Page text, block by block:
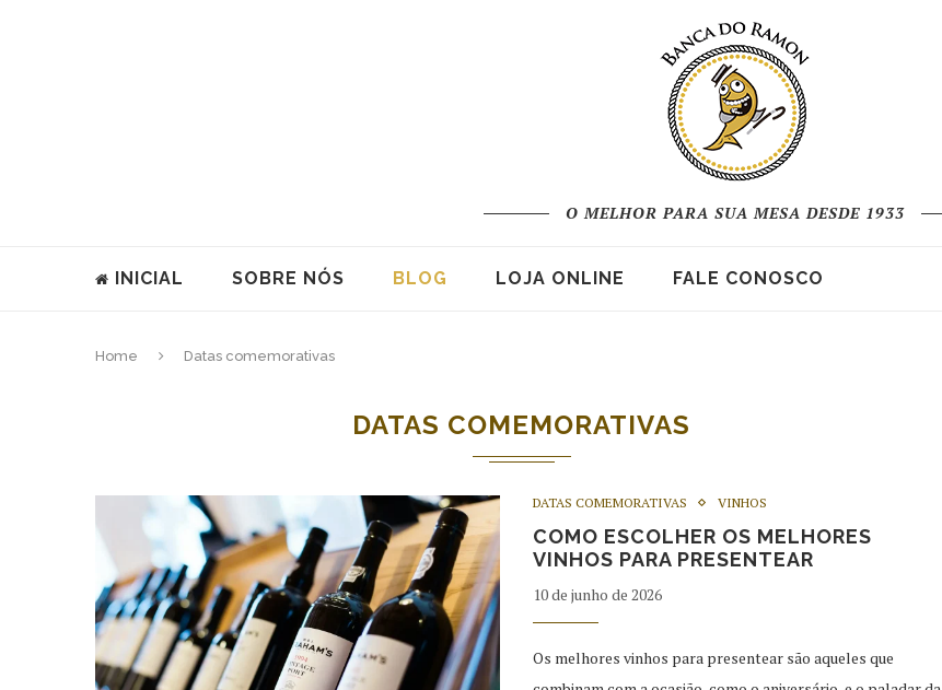
O MELHOR PARA SUA MESA DESDE 1933
INICIAL SOBRE NÓS BLOG LOJA ONLINE FALE CONOSCO
Home Datas comemorativas
DATAS COMEMORATIVAS
DATAS COMEMORATIVAS VINHOS
COMO ESCOLHER OS MELHORES
VINHOS PARA PRESENTEAR
10 de junho de 2026
Os melhores vinhos para presentear são aqueles que